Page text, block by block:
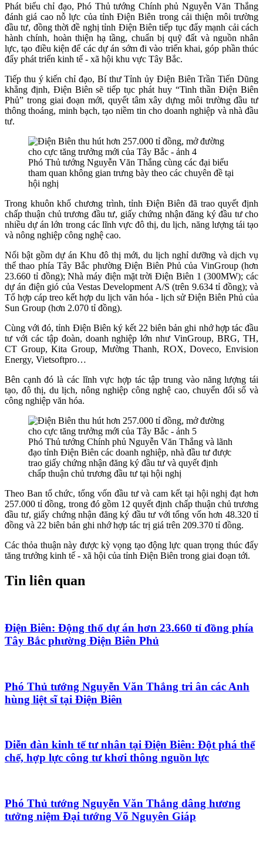
Phát biểu chỉ đạo, Phó Thủ tướng Chính phủ Nguyễn Văn Thắng
đánh giá cao nỗ lực của tỉnh Điện Biên trong cải thiện môi trường
đầu tư, đồng thời đề nghị tỉnh Điện Biên tiếp tục đẩy mạnh cải cách
hành chính, hoàn thiện hạ tầng, chuẩn bị quỹ đất và nguồn nhân
lực, tạo điều kiện để các dự án sớm đi vào triển khai, góp phần thúc
đẩy phát triển kinh tế - xã hội khu vực Tây Bắc.
Tiếp thu ý kiến chỉ đạo, Bí thư Tỉnh ủy Điện Biên Trần Tiến Dũng
khẳng định, Điện Biên sẽ tiếp tục phát huy “Tinh thần Điện Biên
Phủ” trong giai đoạn mới, quyết tâm xây dựng môi trường đầu tư
thông thoáng, minh bạch, tạo niềm tin cho doanh nghiệp và nhà đầu
tư.
Phó Thủ tướng Nguyễn Văn Thắng cùng các đại biểu
tham quan không gian trưng bày theo các chuyên đề tại
hội nghị
Trong khuôn khổ chương trình, tỉnh Điện Biên đã trao quyết định
chấp thuận chủ trương đầu tư, giấy chứng nhận đăng ký đầu tư cho
nhiều dự án lớn trong các lĩnh vực đô thị, du lịch, năng lượng tái tạo
và nông nghiệp công nghệ cao.
Nổi bật gồm dự án Khu đô thị mới, du lịch nghỉ dưỡng và dịch vụ
thể thao phía Tây Bắc phường Điện Biên Phủ của VinGroup (hơn
23.660 tỉ đồng); Nhà máy điện mặt trời Điện Biên 1 (300MW); các
dự án điện gió của Vestas Development A/S (trên 9.634 tỉ đồng); và
Tổ hợp cáp treo kết hợp du lịch văn hóa - lịch sử Điện Biên Phủ của
Sun Group (hơn 2.070 tỉ đồng).
Cùng với đó, tỉnh Điện Biên ký kết 22 biên bản ghi nhớ hợp tác đầu
tư với các tập đoàn, doanh nghiệp lớn như VinGroup, BRG, TH,
CT Group, Kita Group, Mường Thanh, ROX, Doveco, Envision
Energy, Vietsoftpro…
Bên cạnh đó là các lĩnh vực hợp tác tập trung vào năng lượng tái
tạo, đô thị, du lịch, nông nghiệp công nghệ cao, chuyển đổi số và
công nghiệp văn hóa.
Phó Thủ tướng Chính phủ Nguyễn Văn Thắng và lãnh
đạo tỉnh Điện Biên các doanh nghiệp, nhà đầu tư được
trao giấy chứng nhận đăng ký đầu tư và quyết định
chấp thuận chủ trương đầu tư tại hội nghị
Theo Ban tổ chức, tổng vốn đầu tư và cam kết tại hội nghị đạt hơn
257.000 tỉ đồng, trong đó gồm 12 quyết định chấp thuận chủ trương
đầu tư, giấy chứng nhận đăng ký đầu tư với tổng vốn hơn 48.320 tỉ
đồng và 22 biên bản ghi nhớ hợp tác trị giá trên 209.370 tỉ đồng.
Các thỏa thuận này được kỳ vọng tạo động lực quan trọng thúc đẩy
tăng trưởng kinh tế - xã hội của tỉnh Điện Biên trong giai đoạn tới.
Tin liên quan
Điện Biên: Động thổ dự án hơn 23.660 tỉ đồng phía
Tây Bắc phường Điện Biên Phủ
Phó Thủ tướng Nguyễn Văn Thắng tri ân các Anh
hùng liệt sĩ tại Điện Biên
Diễn đàn kinh tế tư nhân tại Điện Biên: Đột phá thể
chế, hợp lực công tư khơi thông nguồn lực
Phó Thủ tướng Nguyễn Văn Thắng dâng hương
tưởng niệm Đại tướng Võ Nguyên Giáp